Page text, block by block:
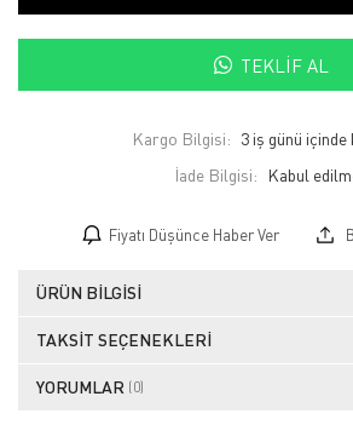
TEKLIF AL
Kargo Bilgisi: 3 iş günü
İade Bilgisi:
Fiyatı Düşünce Haber Ver
ÜRÜN BILGISI
TAKSIT SEÇENEKLERI
YORUMLAR (0)